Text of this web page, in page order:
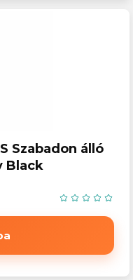
Szabadon álló
Black